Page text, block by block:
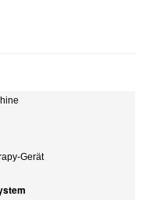
Gerät